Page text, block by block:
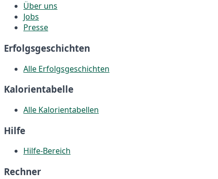
Über uns
Jobs
Presse
Erfolgsgeschichten
Alle Erfolgsgeschichten
Kalorientabelle
Alle Kalorientabellen
Hilfe
Hilfe-Bereich
Rechner